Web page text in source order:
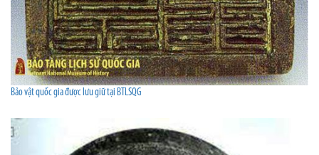
Bảo vật quốc gia được lưu giữ tại BTLSQG